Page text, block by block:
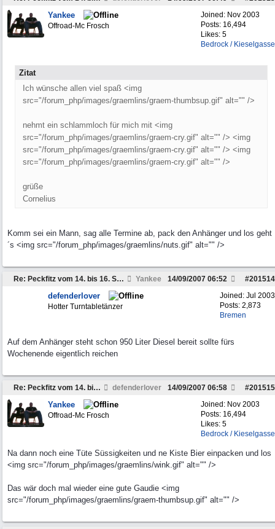
Joined: Nov 2003
Posts: 16,494
Likes: 5
Bedrock / Kieselgasse
Yankee
Offroad-Mc Frosch
Zitat
Ich wünsche allen viel spaß <img
src="/forum_php/images/graemlins/graem-thumbsup.gif" alt="" />
nehmt ein schlammloch für mich mit <img
src="/forum_php/images/graemlins/graem-cry.gif" alt="" /> <img
src="/forum_php/images/graemlins/graem-cry.gif" alt="" /> <img
src="/forum_php/images/graemlins/graem-cry.gif" alt="" />
grüße
Cornelius
Komm sei ein Mann, sag alle Termine ab, pack den Anhänger und los geht
´s <img src="/forum_php/images/graemlins/nuts.gif" alt="" />
Re: Peckfitz vom 14. bis 16. September ? Yankee #201514
14/09/2007 06:52
Joined: Jul 2003
Posts: 2,873
Bremen
defenderlover
Hotter Turntabletänzer
Auf dem Anhänger steht schon 950 Liter Diesel bereit sollte fürs
Wochenende eigentlich reichen
Re: Peckfitz vom 14. bis 16. September ? defenderlover #201515
14/09/2007 06:58
Joined: Nov 2003
Posts: 16,494
Likes: 5
Bedrock / Kieselgasse
Yankee
Offroad-Mc Frosch
Na dann noch eine Tüte Süssigkeiten und ne Kiste Bier einpacken und los
<img src="/forum_php/images/graemlins/wink.gif" alt="" />
Das wär doch mal wieder eine gute Gaudie <img
src="/forum_php/images/graemlins/graem-thumbsup.gif" alt="" />